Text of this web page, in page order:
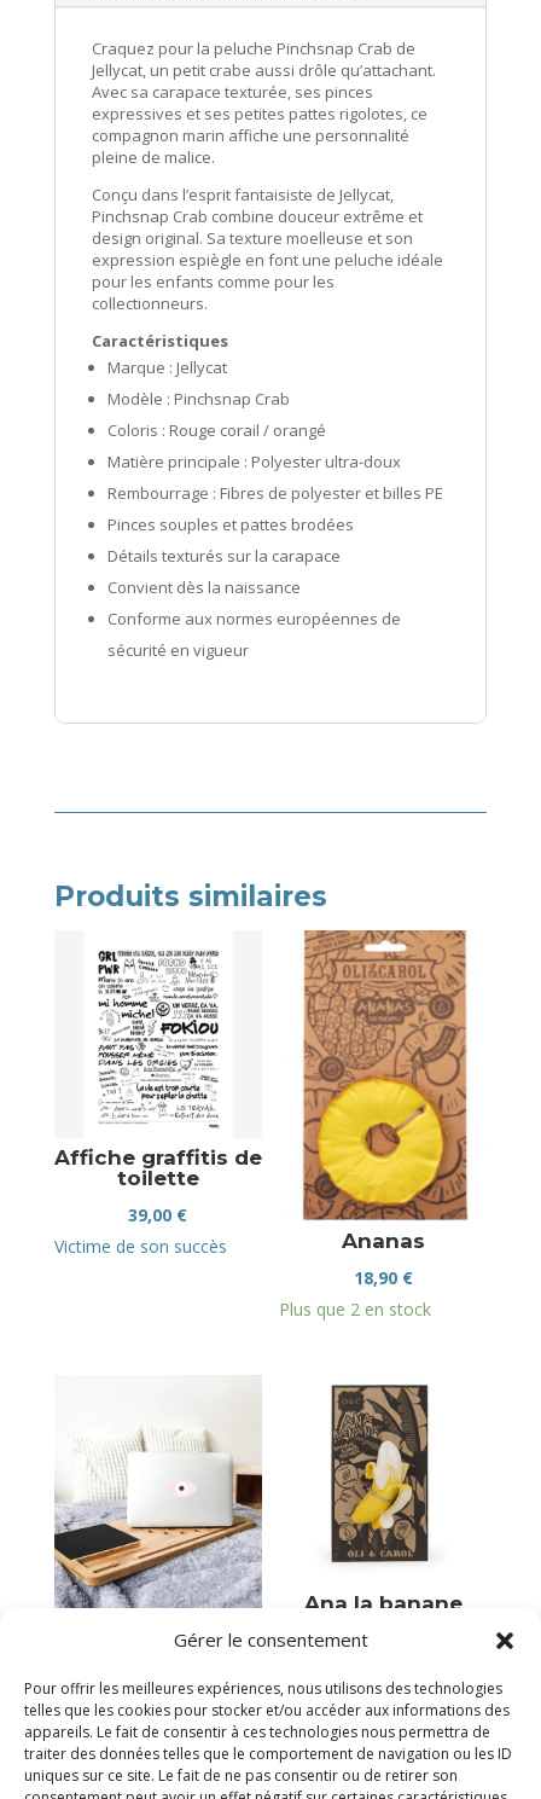
Gérer le consentement
Pour offrir les meilleures expériences, nous utilisons des technologies
telles que les cookies pour stocker et/ou accéder aux informations des
appareils. Le fait de consentir à ces technologies nous permettra de
traiter des données telles que le comportement de navigation ou les ID
uniques sur ce site. Le fait de ne pas consentir ou de retirer son
Jellycat
Craquez pour la peluche Pinchsnap Crab de
Jellycat, un petit crabe aussi drôle qu’attachant.
Avec sa carapace texturée, ses pinces
expressives et ses petites pattes rigolotes, ce
compagnon marin affiche une personnalité
pleine de malice.
Conçu dans l’esprit fantaisiste de Jellycat,
Pinchsnap Crab combine douceur extrême et
design original. Sa texture moelleuse et son
expression espiègle en font une peluche idéale
pour les enfants comme pour les
collectionneurs.
Caractéristiques
Marque : Jellycat
Modèle : Pinchsnap Crab
Coloris : Rouge corail / orangé
Matière principale : Polyester ultra-doux
Rembourrage : Fibres de polyester et billes PE
Pinces souples et pattes brodées
Détails texturés sur la carapace
Convient dès la naissance
Conforme aux normes européennes de
sécurité en vigueur
Produits similaires
Affiche graffitis de
toilette
39,00 €
Victime de son succès
Ananas
18,90 €
Plus que 2 en stock
Support en bois
pour ordinateur
36,95€
Plus que 1 en stock
Ana la banane
20,50